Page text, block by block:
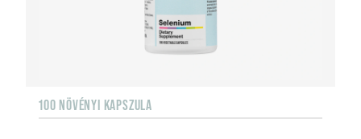
100 NÖVÉNYI KAPSZULA